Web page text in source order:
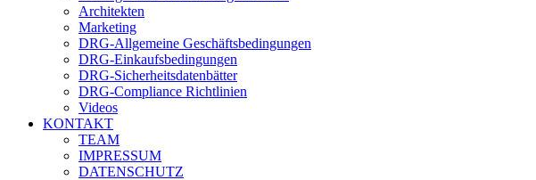
Architekten
Marketing
DRG-Allgemeine Geschäftsbedingungen
DRG-Einkaufsbedingungen
DRG-Sicherheitsdatenbätter
DRG-Compliance Richtlinien
Videos
KONTAKT
TEAM
IMPRESSUM
DATENSCHUTZ